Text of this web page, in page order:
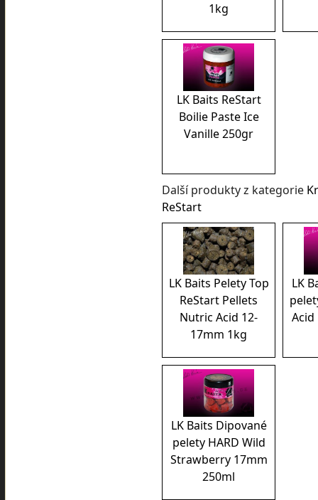
1kg
LK Baits ReStart
Boilie Paste Ice
Vanille 250gr
Další produkty z kategorie
ReStart
LK Baits Pelety Top
ReStart Pellets
Nutric Acid 12-
17mm 1kg
LK
Acid
LK Baits Dipované
pelety HARD Wild
Strawberry 17mm
250ml